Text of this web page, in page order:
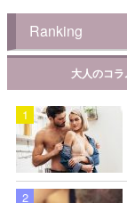
Ranking
大人のコラ